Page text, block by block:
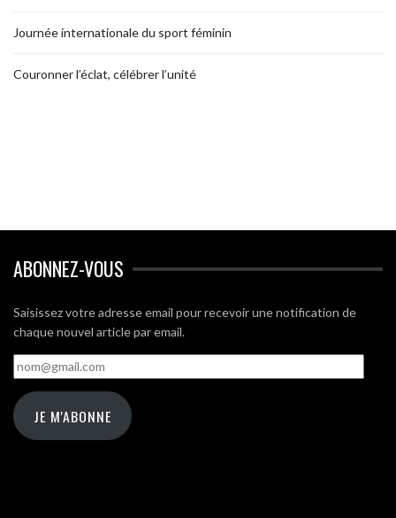
Journée internationale du sport féminin
Couronner l’éclat, célébrer l’unité
ABONNEZ-VOUS
Saisissez votre adresse email pour recevoir une notification de
chaque nouvel article par email.
nom@gmail.com
JE M'ABONNE